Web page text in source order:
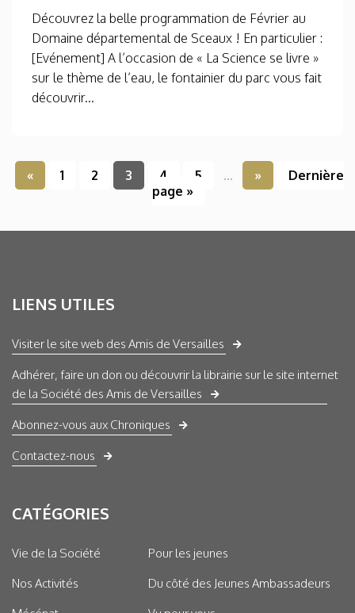
Découvrez la belle programmation de Février au
Domaine départemental de Sceaux ! En particulier :
[Evénement] A l’occasion de « La Science se livre »
sur le thème de l’eau, le fontainier du parc vous fait
découvrir...
« 1 2 3 4 5 ... »
Dernière
page »
LIENS UTILES
Visiter le site web des Amis de Versailles
Adhérer, faire un don ou découvrir la librairie sur le site internet
de la Société des Amis de Versailles
Abonnez-vous aux Chroniques
Contactez-nous
CATÉGORIES
Vie de la Société
Nos Activités
Pour les jeunes
Du côté des Jeunes Ambassadeurs